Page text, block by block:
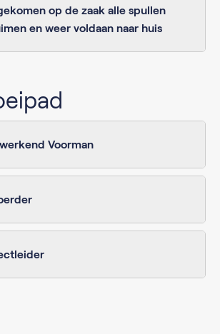
op de zaak alle spullen
en weer voldaan naar huis
Voorman